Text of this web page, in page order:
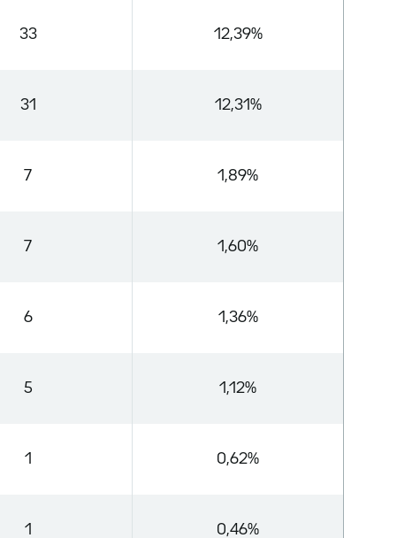
33 12,39%
31 12,31%
7 1,89%
7 1,60%
6 1,36%
5 1,12%
1 0,62%
1 0,46%